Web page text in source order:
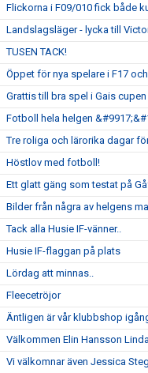
Flickorna i F09/010 fick både
Landslagsläger - lycka till
TUSEN TACK!
Öppet för nya spelare i F17 och
Grattis till bra spel i Gais cupen
Fotboll hela helgen
Tre roliga och lärorika dagar
Höstlov med fotboll!
Ett glatt gäng som testat på
Bilder från några av helgens
Tack alla Husie IF-vänner..
Husie IF-flaggan på plats
Lördag att minnas..
Fleecetröjor
Äntligen är vår klubbshop
Välkommen Elin Hansson
Vi välkomnar även Jessica